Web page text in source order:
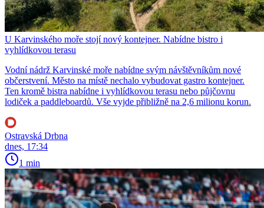
U Karvinského moře stojí nový kontejner. Nabídne bistro i
vyhlídkovou terasu
Vodní nádrž Karvinské moře nabídne svým návštěvníkům nové
občerstvení. Město na místě nechalo vybudovat gastro kontejner.
Ten kromě bistra nabídne i vyhlídkovou terasu nebo půjčovnu
lodiček a paddleboardů. Vše vyjde přibližně na 2,6 milionu korun.
Ostravská Drbna
dnes, 17:34
1 min